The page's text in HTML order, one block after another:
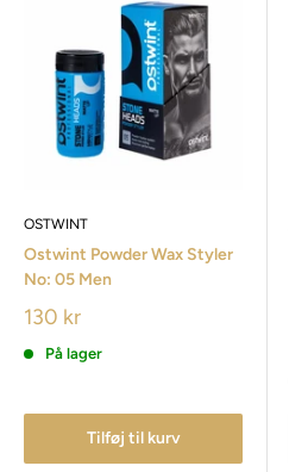
OSTWINT
Ostwint Powder Wax Styler
No: 05 Men
130 kr
På lager
Tilføj til kurv